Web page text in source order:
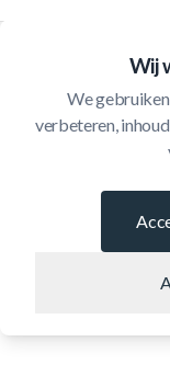
Wij
We
verbeteren,
Klantenservice